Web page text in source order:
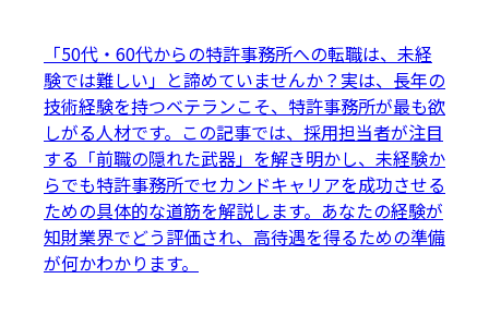
「50代・60代からの特許事務所への転職は、未経
験では難しい」と諦めていませんか？実は、長年の
技術経験を持つベテランこそ、特許事務所が最も欲
しがる人材です。この記事では、採用担当者が注目
する「前職の隠れた武器」を解き明かし、未経験か
らでも特許事務所でセカンドキャリアを成功させる
ための具体的な道筋を解説します。あなたの経験が
知財業界でどう評価され、高待遇を得るための準備
が何かわかります。